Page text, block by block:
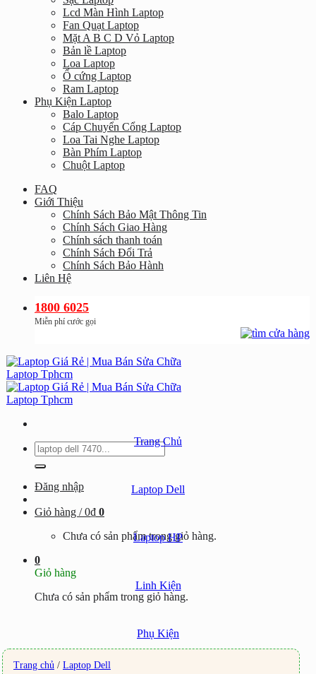
Lcd Màn Hình Laptop
Fan Quạt Laptop
Mặt A B C D Vỏ Laptop
Bản lề Laptop
Loa Laptop
Ổ cứng Laptop
Ram Laptop
Phụ Kiện Laptop
Balo Laptop
Cáp Chuyển Cổng Laptop
Loa Tai Nghe Laptop
Bàn Phím Laptop
Chuột Laptop
FAQ
Giới Thiệu
Chính Sách Bảo Mật Thông Tin
Chính Sách Giao Hàng
Chính sách thanh toán
Chính Sách Đổi Trả
Chính Sách Bảo Hành
Liên Hệ
1800 6025
Miễn phí cước gọi
Tìm
kiếm:
Đăng nhập
Giỏ hàng /0₫ 0
Chưa có sản phẩm trong giỏ hàng.
0
Giỏ hàng
Chưa có sản phẩm trong giỏ hàng.
Trang Chủ
Laptop Dell
Laptop HP
Linh Kiện
Phụ Kiện
Trang chủ / Laptop Dell